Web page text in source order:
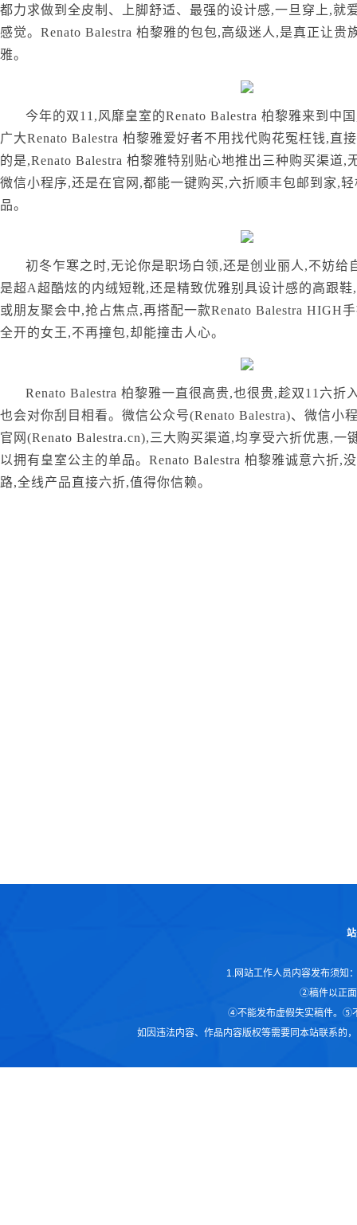
都力求做到全皮制、上脚舒适、最强的设计感,一旦穿上,就
感觉。Renato Balestra 柏黎雅的包包,高级迷人,是真正让贵
雅。
今年的双11,风靡皇室的Renato Balestra 柏黎雅来到中
广大Renato Balestra 柏黎雅爱好者不用找代购花冤枉钱,直
的是,Renato Balestra 柏黎雅特别贴心地推出三种购买渠道,
微信小程序,还是在官网,都能一键购买,六折顺丰包邮到家,
品。
初冬乍寒之时,无论你是职场白领,还是创业丽人,不妨给
是超A超酷炫的内绒短靴,还是精致优雅别具设计感的高跟
或朋友聚会中,抢占焦点,再搭配一款Renato Balestra HIGH
全开的女王,不再撞包,却能撞击人心。
Renato Balestra 柏黎雅一直很高贵,也很贵,趁双11六折
也会对你刮目相看。微信公众号(Renato Balestra)、微信小
官网(Renato Balestra.cn),三大购买渠道,均享受六折优惠,一
以拥有皇室公主的单品。Renato Balestra 柏黎雅诚意六折,
路,全线产品直接六折,值得你信赖。
1.网站工作人员内容发布须知
②稿件以正
④不能发布虚假失实稿件。⑤
如因违法内容、作品内容版权等需要同本站联系的